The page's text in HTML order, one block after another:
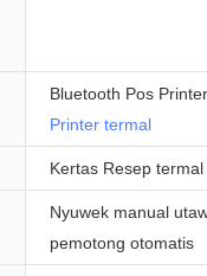
Bluetooth Pos
Printer termal
Kertas Resep termal
Nyuwek manual
pemotong otomatis